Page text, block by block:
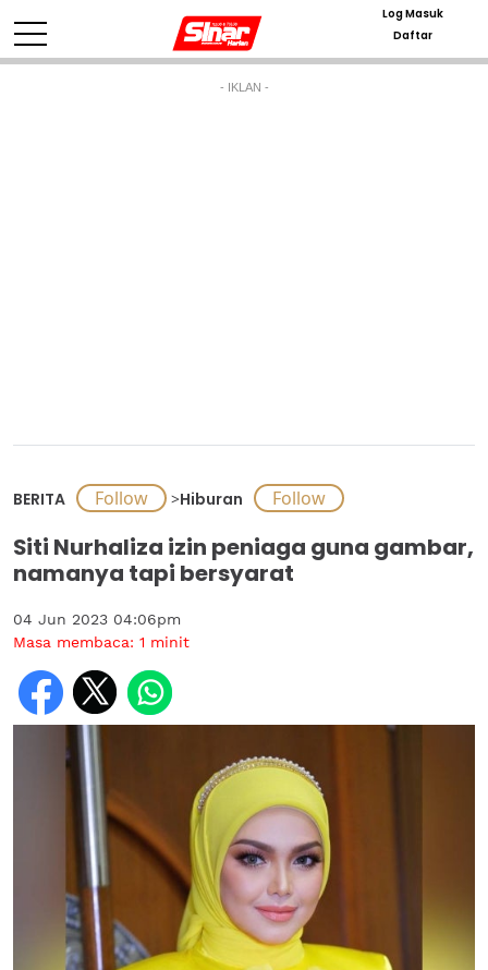
Log Masuk
Daftar
- IKLAN -
BERITA >Hiburan
Siti Nurhaliza izin peniaga guna gambar,
namanya tapi bersyarat
04 Jun 2023 04:06pm
Masa membaca: 1 minit